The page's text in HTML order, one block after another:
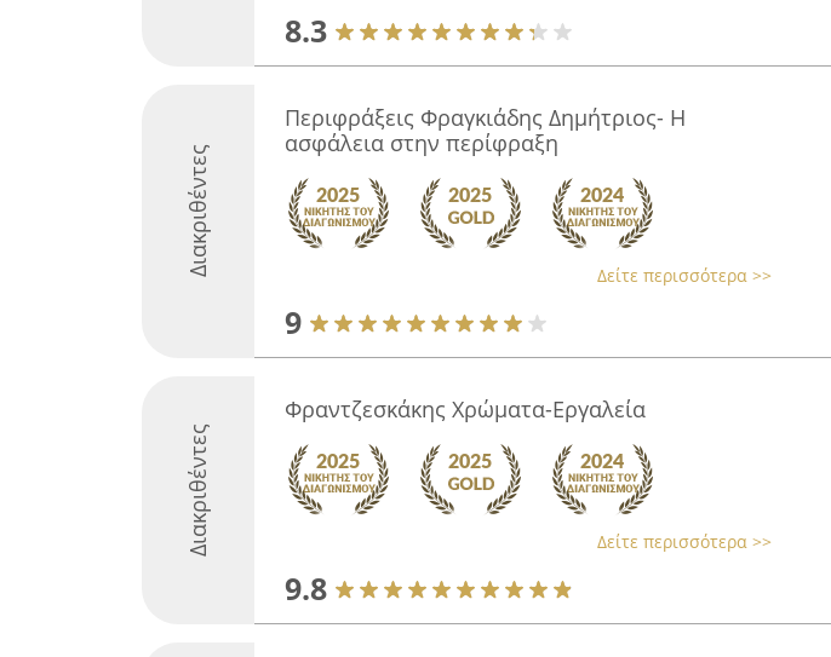
8.3
Διακριθέντες
Περιφράξεις Φραγκιάδης Δημήτριος- Η
ασφάλεια στην περίφραξη
Δείτε περισσότερα >>
9
Διακριθέντες
Φραντζεσκάκης Χρώματα-Εργαλεία
Δείτε περισσότερα >>
9.8